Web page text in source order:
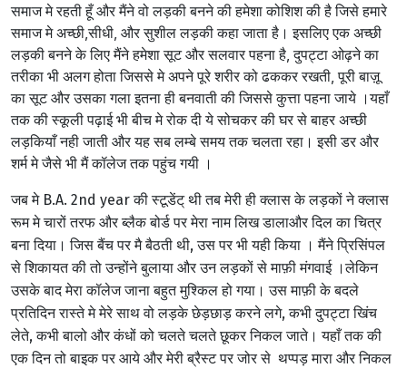
समाज मे रहती हूँ और मैंने वो लड़की बनने की हमेशा कोशिश की है जिसे हमारे
समाज मे अच्छी,सीधी, और सुशील लड़की कहा जाता है। इसलिए एक अच्छी
लड़की बनने के लिए मैंने हमेशा सूट और सलवार पहना है, दुपट्टा ओढ़ने का
तरीका भी अलग होता जिससे मे अपने पूरे शरीर को ढककर रखती, पूरी बाज़ू
का सूट और उसका गला इतना ही बनवाती की जिससे कुत्ता पहना जाये ।यहाँ
तक की स्कूली पढ़ाई भी बीच मे रोक दी ये सोचकर की घर से बाहर अच्छी
लड़कियाँ नही जाती और यह सब लम्बे समय तक चलता रहा। इसी डर और
शर्म मे जैसे भी मैं कॉलेज तक पहुंच गयी ।
जब मे B.A. 2nd year की स्टूडेंट् थी तब मेरी ही क्लास के लड़कों ने क्लास
रूम मे चारों तरफ और ब्लैक बोर्ड पर मेरा नाम लिख डालाऔर दिल का चित्र
बना दिया। जिस बैंच पर मै बैठती थी, उस पर भी यही किया । मैंने प्रिसिंपल
से शिकायत की तो उन्होंने बुलाया और उन लड़कों से माफ़ी मंगवाई ।लेकिन
उसके बाद मेरा कॉलेज जाना बहुत मुश्किल हो गया। उस माफ़ी के बदले
प्रतिदिन रास्ते मे मेरे साथ वो लड़के छेड़छाड़ करने लगे, कभी दुपट्टा खिंच
लेते, कभी बालो और कंधों को चलते चलते छूकर निकल जाते। यहाँ तक की
एक दिन तो बाइक पर आये और मेरी ब्रैस्ट पर जोर से थप्पड़मारा और निकल